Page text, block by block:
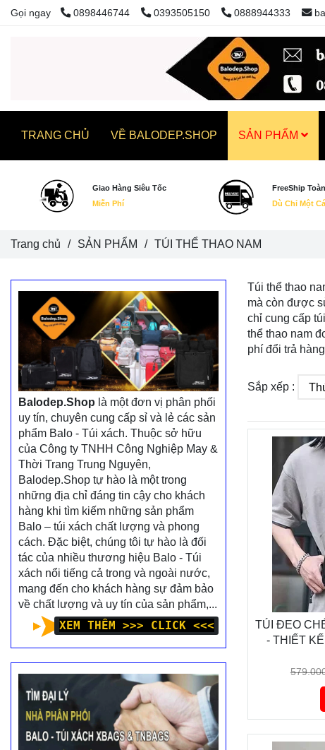
Túi thể thao
mà còn được
chỉ cung cấp
thể thao nam
phí đổi trả
Sắp xếp :
TÚI ĐEO
- THIẾT
Balodep.Shop là một đơn vị phân phối
uy tín, chuyên cung cấp sỉ và lẻ các sản
phẩm Balo - Túi xách. Thuộc sở hữu
của Công ty TNHH Công Nghiệp May &
Thời Trang Trung Nguyên,
Balodep.Shop tự hào là một trong
những địa chỉ đáng tin cậy cho khách
hàng khi tìm kiếm những sản phẩm
Balo – túi xách chất lượng và phong
cách. Đặc biệt, chúng tôi tự hào là đối
tác của nhiều thương hiệu Balo - Túi
xách nổi tiếng cả trong và ngoài nước,
mang đến cho khách hàng sự đảm bảo
về chất lượng và uy tín của sản phẩm,...
XEM THÊM >>> CLICK <<<
Trang chủ / SẢN PHẨM / TÚI THỂ THAO NAM
Gọi ngay 0898446744 0393505150 0888944333
TRANG CHỦ VỀ BALODEP.SHOP SẢN PHẨM
Giao Hàng Siêu Tốc
Miễn Phí
FreeShip
Dù Chỉ Một